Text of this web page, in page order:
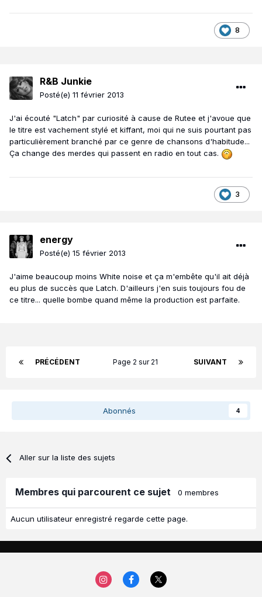
8
R&B Junkie
Posté(e) 11 février 2013
J'ai écouté "Latch" par curiosité à cause de Rutee et j'avoue que
le titre est vachement stylé et kiffant, moi qui ne suis pourtant pas
particulièrement branché par ce genre de chansons d'habitude...
Ça change des merdes qui passent en radio en tout cas.
3
energy
Posté(e) 15 février 2013
J'aime beaucoup moins White noise et ça m'embête qu'il ait déjà
eu plus de succès que Latch. D'ailleurs j'en suis toujours fou de
ce titre... quelle bombe quand même la production est parfaite.
PRÉCÉDENT SUIVANT
Page 2 sur 21
Abonnés 4
Aller sur la liste des sujets
Membres qui parcourent ce sujet 0 membres
Aucun utilisateur enregistré regarde cette page.